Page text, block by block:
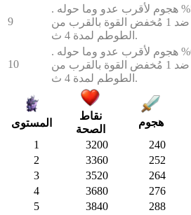
9
يُسبب ضرر مُعادل لـ 540% هجوم لأقرب عدو وما حوله .
ويُحصن 6 من الحلفاء ضد 1 مُخفض القوة بالقرب من
الطوطم لمدة 4 ث.
10
يُسبب ضرر مُعادل لـ 600% هجوم لأقرب عدو وما حوله .
ويُحصن 7 من الحلفاء ضد 1 مُخفض القوة بالقرب من
الطوطم لمدة 4 ث.
المستوى
نقاط
الصحة
هجوم
1
3200 240
2
3360 252
3
3520 264
4
3680 276
5
3840 288